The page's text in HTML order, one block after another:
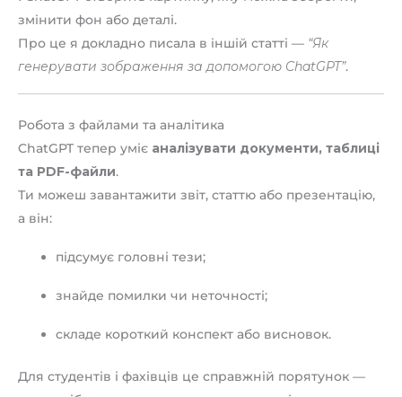
змінити фон або деталі.
Про це я докладно писала в іншій статті — “Як
генерувати зображення за допомогою ChatGPT”.
Робота з файлами та аналітика
ChatGPT тепер уміє аналізувати документи, таблиці
та PDF-файли.
Ти можеш завантажити звіт, статтю або презентацію,
а він:
підсумує головні тези;
знайде помилки чи неточності;
складе короткий конспект або висновок.
Для студентів і фахівців це справжній порятунок —